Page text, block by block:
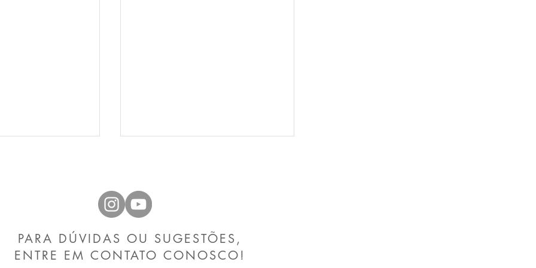
para
“Presente de Grego”:
PARA DÚVIDAS OU SUGESTÕES,
ENTRE EM CONTATO CONOSCO!